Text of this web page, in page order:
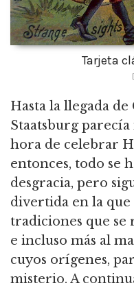
Tarjeta
Hasta la llegada
Staatsburg
hora de celebrar
entonces, todo se
desgracia, pero
divertida en la
tradiciones que se
e incluso más al
cuyos orígenes,
misterio. A